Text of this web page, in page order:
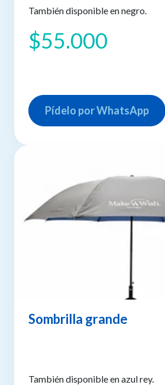
También disponible en negro.
$55.000
Pídelo por WhatsApp
Sombrilla grande
También disponible en azul rey.